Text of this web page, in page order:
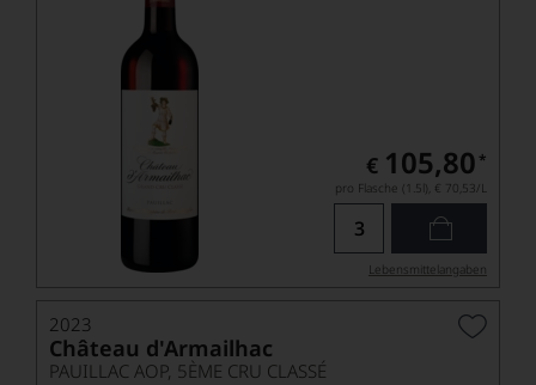
€ 105,80 *
pro Flasche (1.5l), € 70,53/L
Lebensmittel­angaben
2023
Château d'Armailhac
PAUILLAC AOP, 5ÈME CRU CLASSÉ